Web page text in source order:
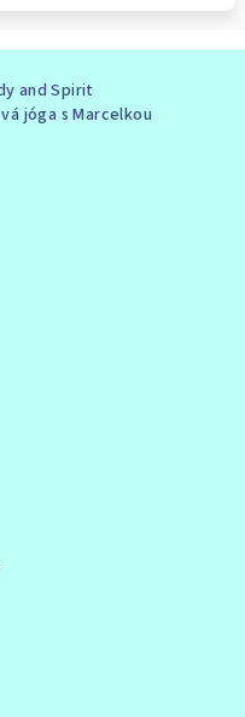
and Spirit
jóga s Marcelkou